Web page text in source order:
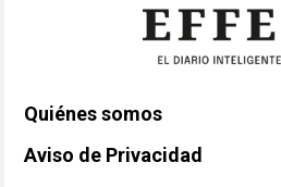
Quiénes somos
Aviso de Privacidad